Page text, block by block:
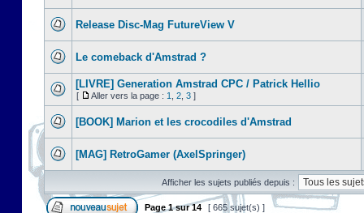
Release Disc-Mag FutureView V
Le comeback d'Amstrad ?
[LIVRE] Generation Amstrad CPC / Patrick Hellio
[ Aller vers la page : 1 2 3 ]
[BOOK] Marion et les crocodiles d'Amstrad
[MAG] RetroGamer (AxelSpringer)
Afficher les sujets publiés depuis :
Page1sur14 [ 665 sujet(s) ]